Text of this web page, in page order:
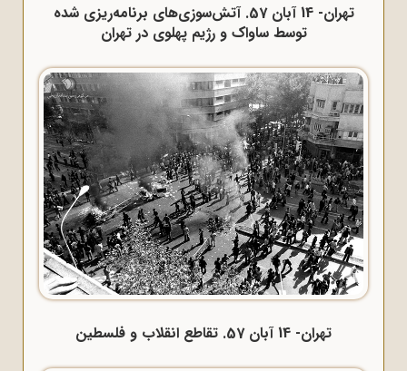
تهران- 14 آبان 57. آتش‌سوزی‌های برنامه‌ریزی شده
توسط ساواک و رژیم پهلوی در تهران
تهران- 14 آبان 57. تقاطع انقلاب و فلسطین